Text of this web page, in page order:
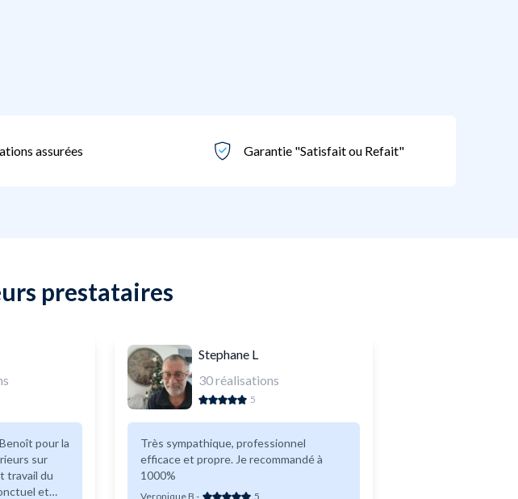
assurées Garantie "Satisfait ou Refait"
prestataires
pour la
sur
travail du
et
Stephane L
30réalisations
5
Très sympathique, professionnel
efficace et propre. Je recommandé à
1000%
Veronique B - 5